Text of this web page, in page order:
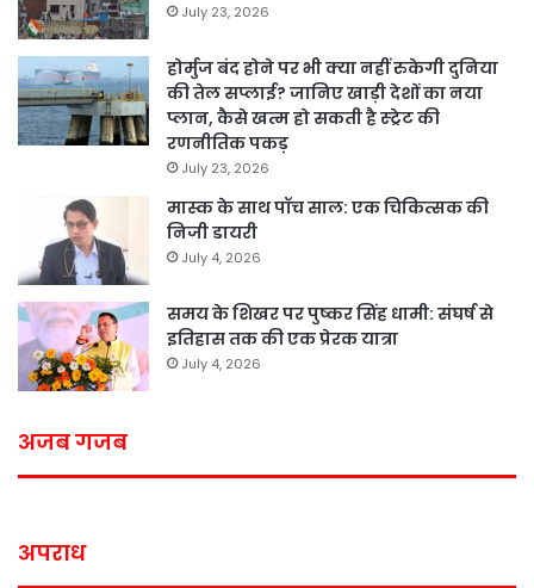
July 23, 2026
होर्मुज बंद होने पर भी क्या नहीं रुकेगी दुनिया
की तेल सप्लाई? जानिए खाड़ी देशों का नया
प्लान, कैसे खत्म हो सकती है स्ट्रेट की
रणनीतिक पकड़
July 23, 2026
मास्क के साथ पॉच साल: एक चिकित्सक की
निजी डायरी
July 4, 2026
समय के शिखर पर पुष्कर सिंह धामी: संघर्ष से
इतिहास तक की एक प्रेरक यात्रा
July 4, 2026
अजब गजब
अपराध